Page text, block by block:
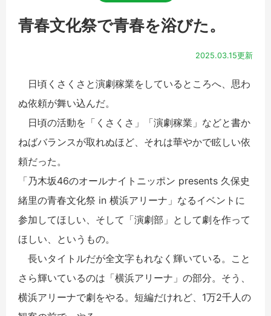
青春文化祭で青春を浴びた。
2025.03.15更新
日頃くさくさと演劇稼業をしているところへ、思わ
ぬ依頼が舞い込んだ。
日頃の活動を「くさくさ」「演劇稼業」などと書か
ねばバランスが取れぬほど、それは華やかで眩しい依
頼だった。
「乃木坂46のオールナイトニッポン presents 久保史
緒里の青春文化祭 in 横浜アリーナ」なるイベントに
参加してほしい、そして「演劇部」として劇を作って
ほしい、というもの。
長いタイトルだが全文字もれなく輝いている。こと
さら輝いているのは「横浜アリーナ」の部分。そう、
横浜アリーナで劇をやる。短編だけれど、1万2千人の